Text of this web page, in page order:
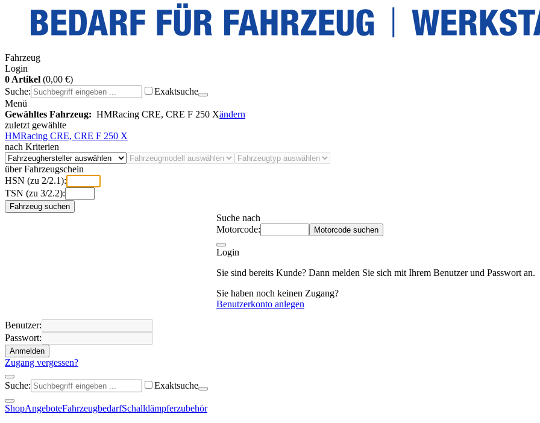
Fahrzeug
Login
0 Artikel (0,00 €)
Suche:
Exaktsuche
Menü
Gewähltes Fahrzeug: HMRacing CRE, CRE F 250 Xändern
zuletzt gewählte
HMRacing CRE, CRE F 250 X
nach Kriterien
über Fahrzeugschein
HSN (zu 2/2.1):
TSN (zu 3/2.2):
Fahrzeug suchen
Suche nach
Motorcode:
Motorcode suchen
Login
Sie sind bereits Kunde? Dann melden Sie sich mit Ihrem Benutzer und Passwort an.
Sie haben noch keinen Zugang?
Benutzerkonto anlegen
Benutzer:
Passwort:
Anmelden
Zugang vergessen?
Suche: Exaktsuche
ShopAngeboteFahrzeugbedarfSchalldämpferzubehör